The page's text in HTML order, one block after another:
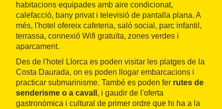
habitacions equipades amb aire condicionat,
calefacció, bany privat i televisió de pantalla plana. A
més, l'hotel ofereix cafeteria, saló social, parc infantil,
terrassa, connexió Wifi gratuïta, zones verdes i
aparcament.
Des de l'hotel Llorca es poden visitar les platges de la
Costa Daurada, on es poden llogar embarcacions i
practicar submarinisme. També es poden fer rutes de
senderisme o a cavall , i gaudir de l'oferta
gastronòmica i cultural de primer ordre que hi ha a la